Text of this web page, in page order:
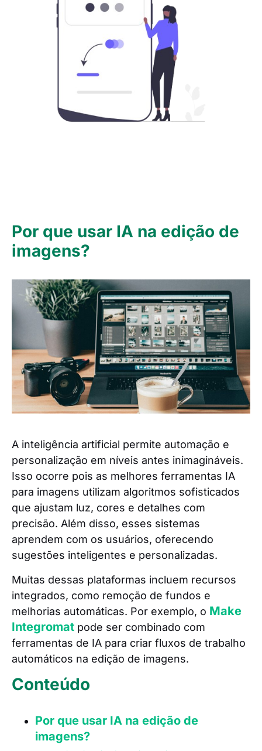
Por que usar IA na edição de
imagens?
A inteligência artificial permite automação e
personalização em níveis antes inimagináveis.
Isso ocorre pois as melhores ferramentas IA
para imagens utilizam algoritmos sofisticados
que ajustam luz, cores e detalhes com
precisão. Além disso, esses sistemas
aprendem com os usuários, oferecendo
sugestões inteligentes e personalizadas.
Muitas dessas plataformas incluem recursos
integrados, como remoção de fundos e
melhorias automáticas. Por exemplo, o Make
Integromat pode ser combinado com
ferramentas de IA para criar fluxos de trabalho
automáticos na edição de imagens.
Conteúdo
Por que usar IA na edição de
imagens?